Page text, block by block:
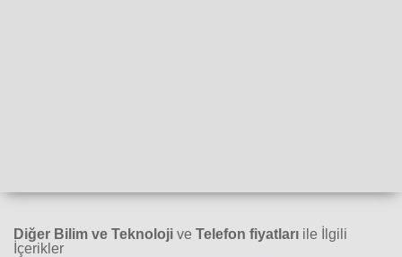
Diğer Bilim ve Teknoloji ve Telefon fiyatları ile İlgili
İçerikler